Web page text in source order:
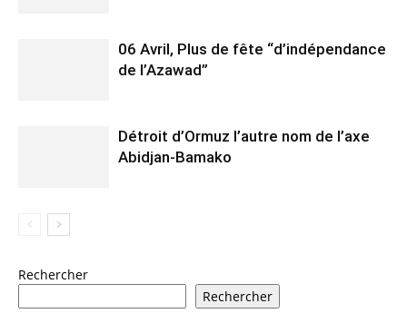
06 Avril, Plus de fête “d’indépendance
de l’Azawad”
Détroit d’Ormuz l’autre nom de l’axe
Abidjan-Bamako
Rechercher
Rechercher